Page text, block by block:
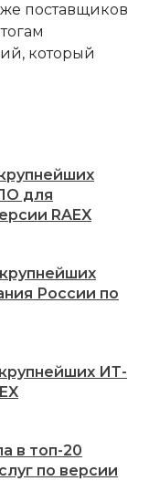
поставщиков
который
для
RAEX
России по
ИТ-
в топ-20
по версии